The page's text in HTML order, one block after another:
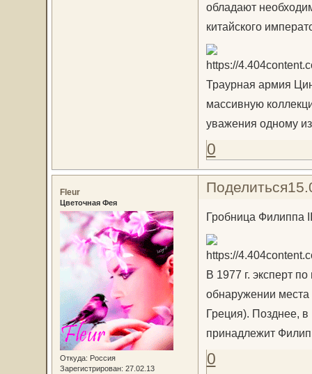
обладают
китайского
Траурная армия
массивную
уважения одному
0
Поделиться
Fleur
Цветочная Фея
Откуда: Россия
Зарегистрирован: 27.02.13
Гробница Филиппа
В 1977 г. эксперт
обнаружении места
Греция). Позднее,
принадлежит
0